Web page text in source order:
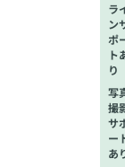
ラ
ン
ポ
ト
り
写
撮
サ
ー
あ